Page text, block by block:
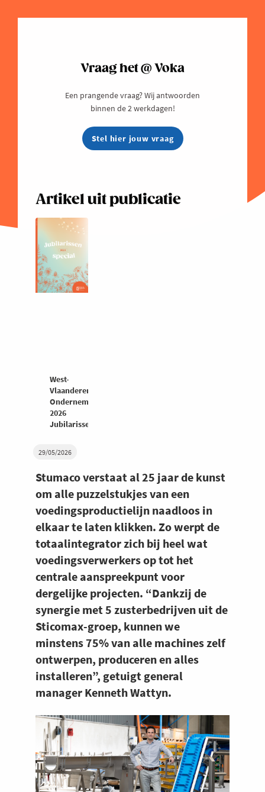
29/05/2026
Stumaco verstaat al 25 jaar de kunst
om alle puzzelstukjes van een
voedingsproductielijn naadloos in
elkaar te laten klikken. Zo werpt de
totaalintegrator zich bij heel wat
voedingsverwerkers op tot het
centrale aanspreekpunt voor
dergelijke projecten. “Dankzij de
synergie met 5 zusterbedrijven uit de
Sticomax-groep, kunnen we
minstens 75% van alle machines zelf
ontwerpen, produceren en alles
installeren”, getuigt general
manager Kenneth Wattyn.
Vraag het @ Voka
Een prangende vraag? Wij antwoorden
binnen de 2 werkdagen!
Stel hier jouw vraag
Artikel uit publicatie
West-
Vlaanderen
Ondernemers
2026
Jubilarissenspecial